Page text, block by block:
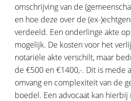
omschrijving van de
en hoe deze over de (ex-
verdeeld. Een onderlinge akte
mogelijk. De kosten voor het
notariële akte verschilt, maar
de €500 en €1400,-. Dit is mede
omvang en complexiteit van de
boedel. Een advocaat kan hierbij